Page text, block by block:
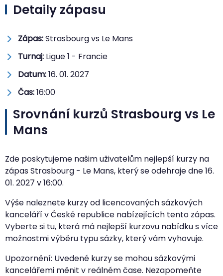
Detaily zápasu
Zápas:Strasbourg vs Le Mans
Turnaj: Ligue 1 - Francie
Datum:16. 01. 2027
Čas:16:00
Srovnání kurzů Strasbourg vs Le
Mans
Zde poskytujeme našim uživatelům nejlepší kurzy na
zápas Strasbourg - Le Mans, který se odehraje dne16.
01. 2027 v16:00.
Výše naleznete kurzy od licencovaných sázkových
kanceláří v České republice nabízejících tento zápas.
Vyberte si tu, která má nejlepší kurzovu nabídku s více
možnostmi výběru typu sázky, který vám vyhovuje.
Upozornění: Uvedené kurzy se mohou sázkovými
kancelářemi měnit v reálném čase. Nezapomeňte